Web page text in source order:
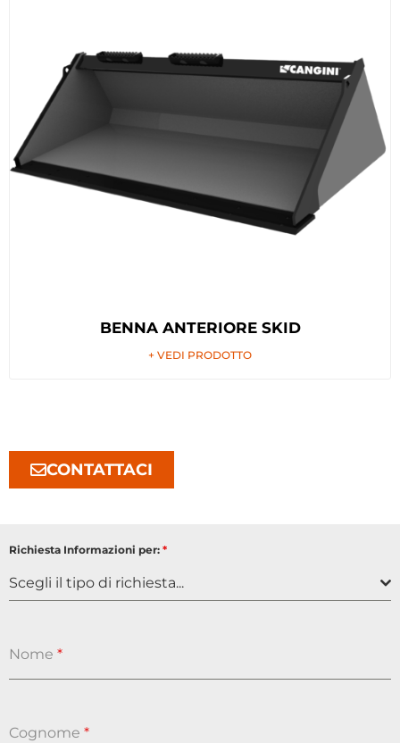
BENNA ANTERIORE SKID
+ VEDI PRODOTTO
CONTATTACI
Richiesta Informazioni per: *
Scegli il tipo di richiesta...
Nome *
Cognome *